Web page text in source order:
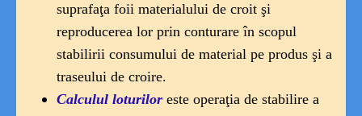
suprafaţa foii materialului de croit şi
reproducerea lor prin conturare în scopul
stabilirii consumului de material pe produs şi a
traseului de croire.
Calculul loturilor este operaţia de stabilire a